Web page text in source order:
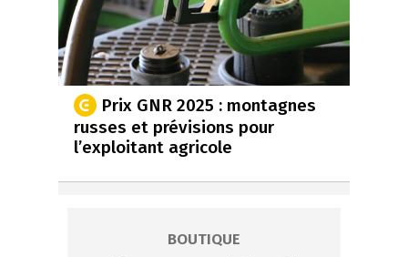
Prix GNR 2025 : montagnes
russes et prévisions pour
l’exploitant agricole
BOUTIQUE